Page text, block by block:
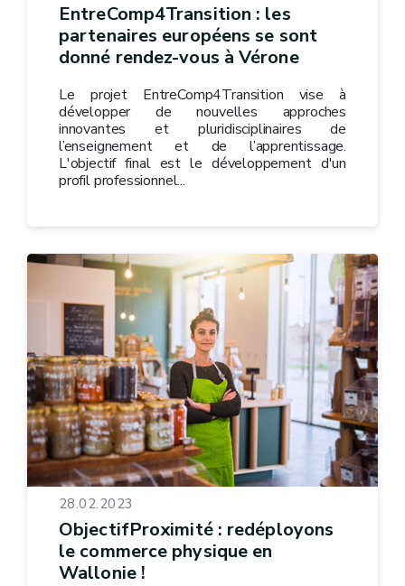
EntreComp4Transition : les
partenaires européens se sont
donné rendez-vous à Vérone
Le projet EntreComp4Transition vise à
développer de nouvelles approches
innovantes et pluridisciplinaires de
l’enseignement et de l’apprentissage.
L'objectif final est le développement d'un
profil professionnel...
28.02.2023
ObjectifProximité : redéployons
le commerce physique en
Wallonie !